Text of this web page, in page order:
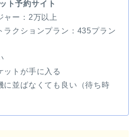
ト予約サイト
ー：2万以上
クションプラン：435プラン
トが手に入る
並ばなくても良い（待ち時